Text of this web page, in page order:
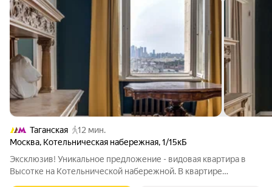
Таганская
12 мин.
Москва, Котельническая набережная,1/15кБ
Эксклюзив! Уникальное предложение - видовая квартира в
Высотке на Котельнической набережной. В квартире